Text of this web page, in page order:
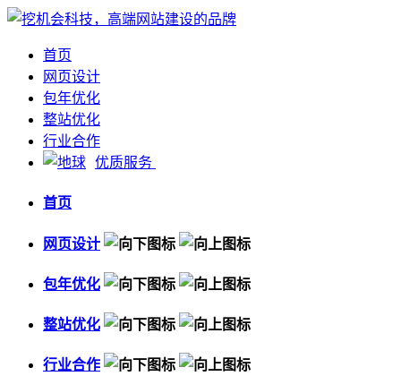
首页
网页设计
包年优化
整站优化
行业合作
优质服务
首页
网页设计
包年优化
整站优化
行业合作